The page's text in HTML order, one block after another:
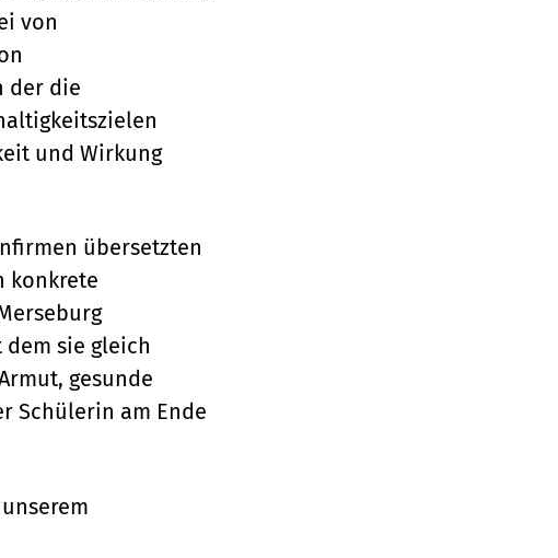
von
der die
und Wirkung
übersetzten
konkrete
dem sie gleich
gesunde
Schülerin am Ende